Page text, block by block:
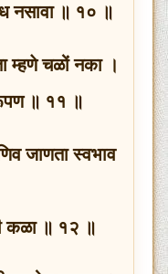
नसावा ॥ १० ॥
म्हणे चळों नका ।
॥ ११ ॥
जाणता स्वभाव
कळा ॥ १२ ॥